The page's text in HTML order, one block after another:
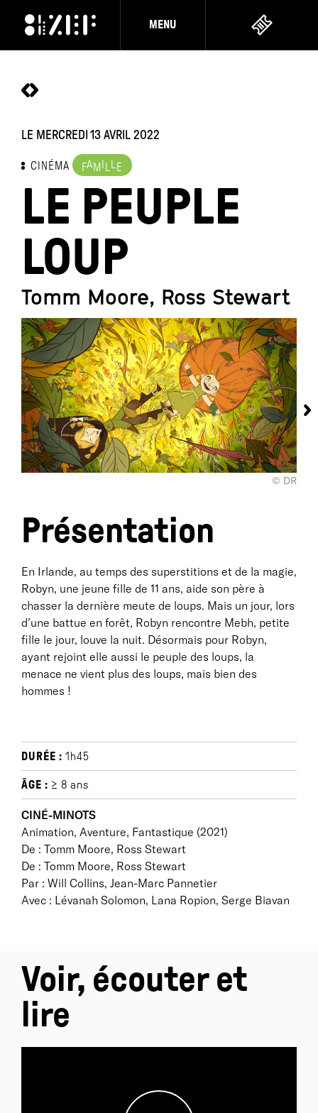
MENU
LE MERCREDI 13 AVRIL 2022
CINÉMA FAM LE
LE PEUPLE
LOUP
Tomm Moore, Ross Stewart
© DR
Présentation
En Irlande, au temps des superstitions et de la magie,
Robyn, une jeune fille de 11 ans, aide son père à
chasser la dernière meute de loups. Mais un jour, lors
d’une battue en forêt, Robyn rencontre Mebh, petite
fille le jour, louve la nuit. Désormais pour Robyn,
ayant rejoint elle aussi le peuple des loups, la
menace ne vient plus des loups, mais bien des
hommes !
DURÉE : 1h45
ÂGE : ≥ 8 ans
CINÉ-MINOTS
Animation, Aventure, Fantastique (2021)
De : Tomm Moore, Ross Stewart
De : Tomm Moore, Ross Stewart
Par : Will Collins, Jean-Marc Pannetier
Avec : Lévanah Solomon, Lana Ropion, Serge Biavan
Voir, écouter et
lire